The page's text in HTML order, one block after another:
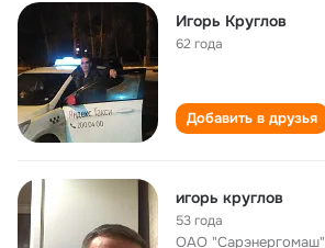
Игорь Круглов
62 года
Добавить в друзья
игорь круглов
53 года
ОАО "Сарэнергомаш"